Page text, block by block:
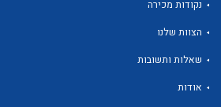
לכל מוצרי היצרן
נקודות מכירה
הצוות שלנו
שאלות ותשובות
אודות